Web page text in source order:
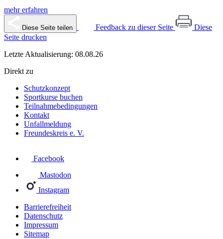
mehr erfahren
Diese Seite teilen Feedback zu dieser Seite
Diese
Seite drucken
Letzte Aktualisierung: 08.08.26
Direkt zu
Schutzkonzept
Sportkurse buchen
Teilnahmebedingungen
Kontakt
Unfallmeldung
Freundeskreis e. V.
Facebook
Mastodon
Instagram
Barrierefreiheit
Datenschutz
Impressum
Sitemap